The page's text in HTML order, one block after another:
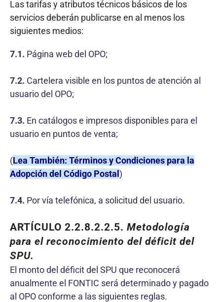
Las tarifas y atributos técnicos básicos de los
servicios deberán publicarse en al menos los
siguientes medios:
7.1. Página web del OPO;
7.2. Cartelera visible en los puntos de atención al
usuario del OPO;
7.3. En catálogos e impresos disponibles para el
usuario en puntos de venta;
(Lea También: Términos y Condiciones para la
Adopción del Código Postal)
7.4. Por vía telefónica, a solicitud del usuario.
ARTÍCULO 2.2.8.2.2.5. Metodología
para el reconocimiento del déficit del
SPU.
El monto del déficit del SPU que reconocerá
anualmente el FONTIC será determinado y pagado
al OPO conforme a las siguientes reglas.